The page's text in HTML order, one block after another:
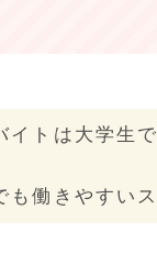
イトは大学生
も働きやすい